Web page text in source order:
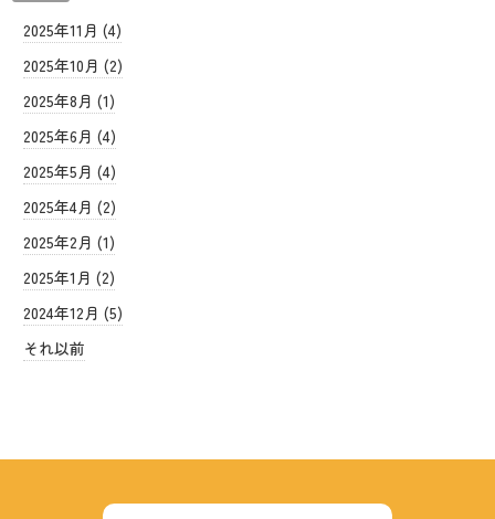
2025年11月 (4)
2025年10月 (2)
2025年8月 (1)
2025年6月 (4)
2025年5月 (4)
2025年4月 (2)
2025年2月 (1)
2025年1月 (2)
2024年12月 (5)
それ以前